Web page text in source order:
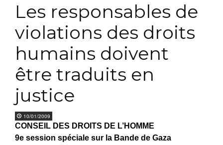
Les responsables de
violations des droits
humains doivent
être traduits en
justice
10/01/2009
CONSEIL DES DROITS DE L’HOMME
9e session spéciale sur la Bande de Gaza